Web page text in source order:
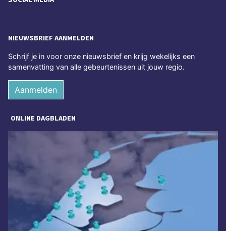
NIEUWSBRIEF AANMELDEN
Schrijf je in voor onze nieuwsbrief en krijg wekelijks een
samenvatting van alle gebeurtenissen uit jouw regio.
Aanmelden
ONLINE DAGBLADEN